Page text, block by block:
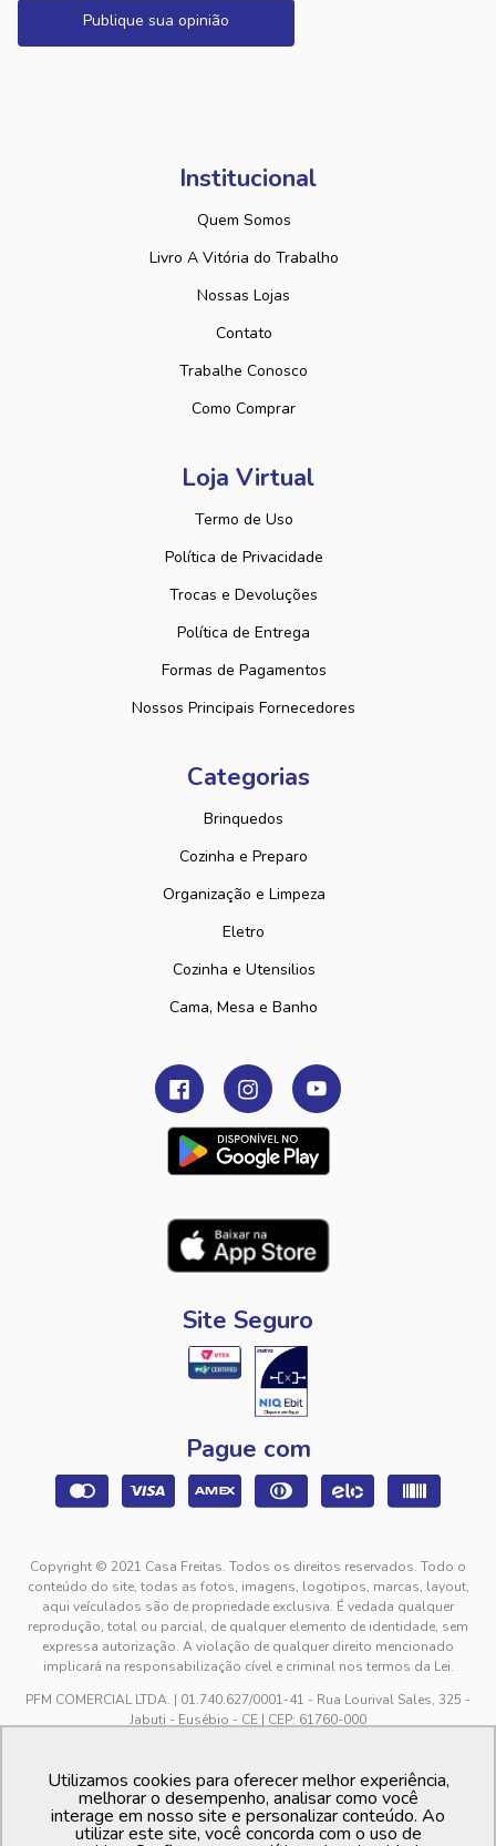
Publique sua opinião
Institucional
Quem Somos
Livro A Vitória do Trabalho
Nossas Lojas
Contato
Trabalhe Conosco
Como Comprar
Loja Virtual
Termo de Uso
Política de Privacidade
Trocas e Devoluções
Política de Entrega
Formas de Pagamentos
Nossos Principais Fornecedores
Categorias
Brinquedos
Cozinha e Preparo
Organização e Limpeza
Eletro
Cozinha e Utensilios
Cama, Mesa e Banho
Site Seguro
Pague com
Copyright © 2021 Casa Freitas. Todos os direitos reservados. Todo o
conteúdo do site, todas as fotos, imagens, logotipos, marcas, layout,
aqui veículados são de propriedade exclusiva. É vedada qualquer
reprodução, total ou parcial, de qualquer elemento de identidade, sem
expressa autorização. A violação de qualquer direito mencionado
implicará na responsabilização cível e criminal nos termos da Lei.
PFM COMERCIAL LTDA. | 01.740.627/0001-41 - Rua Lourival Sales, 325 -
Jabuti - Eusébio - CE | CEP: 61760-000
feriados.
Os preços dos produtos estão sujeitos a alteração sem aviso prévio. O
preço valido é sempre o apresentado no momento da finalização da
Utilizamos cookies para oferecer melhor experiência,
melhorar o desempenho, analisar como você
interage em nosso site e personalizar conteúdo. Ao
utilizar este site, você concorda com o uso de